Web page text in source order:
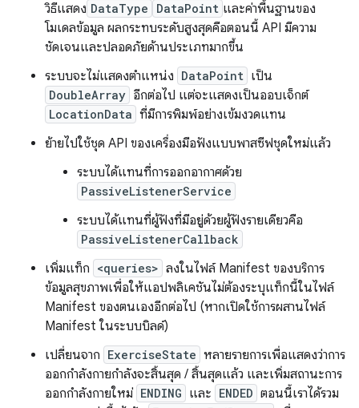
วิธีแสดง DataType DataPoint และค่าพื้นฐานของ
โมเดลข้อมูล ผลกระทบระดับสูงสุดคือตอนนี้ API มีความ
ชัดเจนและปลอดภัยด้านประเภทมากขึ้น
ระบบจะไม่แสดงตำแหน่ง DataPoint เป็น
DoubleArray อีกต่อไป แต่จะแสดงเป็นออบเจ็กต์
LocationData ที่มีการพิมพ์อย่างเข้มงวดแทน
ย้ายไปใช้ชุด API ของเครื่องมือฟังแบบพาสซีฟชุดใหม่แล้ว
ระบบได้แทนที่การออกอากาศด้วย
PassiveListenerService
ระบบได้แทนที่ผู้ฟังที่มีอยู่ด้วยผู้ฟังรายเดียวคือ
PassiveListenerCallback
เพิ่มแท็ก <queries> ลงในไฟล์ Manifest ของบริการ
ข้อมูลสุขภาพเพื่อให้แอปพลิเคชันไม่ต้องระบุแท็กนี้ในไฟล์
Manifest ของตนเองอีกต่อไป (หากเปิดใช้การผสานไฟล์
Manifest ในระบบบิลด์)
เปลี่ยนจาก ExerciseState หลายรายการเพื่อแสดงว่าการ
ออกกำลังกายกำลังจะสิ้นสุด / สิ้นสุดแล้ว และเพิ่มสถานะการ
ออกกำลังกายใหม่ ENDING และ ENDED ตอนนี้เราได้รวม